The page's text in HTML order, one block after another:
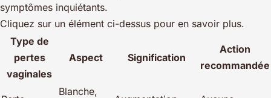
symptômes inquiétants.
Cliquez sur un élément ci-dessus pour en savoir plus.
Type de
pertes
vaginales
Aspect Signification
Action
recommandée
Blanche,